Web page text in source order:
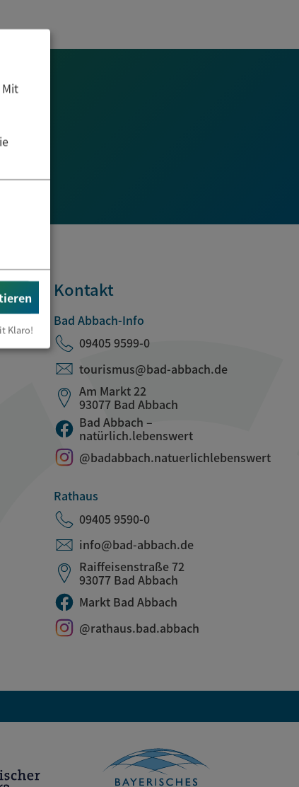
Kontakt
Bad Abbach-Info
09405 9599-0
tourismus@bad-abbach.de
Am Markt 22
93077 Bad Abbach
Bad Abbach –
natürlich.lebenswert
@badabbach.natuerlichlebenswert
Rathaus
09405 9590-0
info@bad-abbach.de
Raiffeisenstraße 72
93077 Bad Abbach
Markt Bad Abbach
@rathaus.bad.abbach
Klaro!